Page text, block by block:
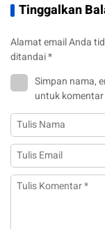
Tinggalkan
Alamat email Anda
ditandai*
Simpan nama,
untuk